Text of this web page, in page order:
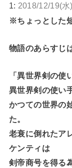
1: 2018/12/19(
※ちょっとした
物語のあらすじ
「異世界剣の使
異世界剣の使い
かつての世界の
た。
老衰に倒れたア
ケンティは
剣帝商号を得る